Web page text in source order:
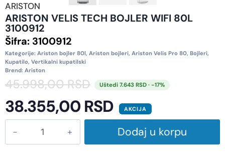
ARISTON
ARISTON VELIS TECH BOJLER WIFI 80L
3100912
Šifra: 3100912
Kategorije: Ariston bojler 80l, Ariston bojleri, Ariston Velis Pro 80, Bojleri,
Kupatilo, Vertikalni kupatilski
Brend: Ariston
45.998,00RSD Uštedi 7.643 RSD · -17%
38.355,00RSD AKCIJA
Dodaj u korpu